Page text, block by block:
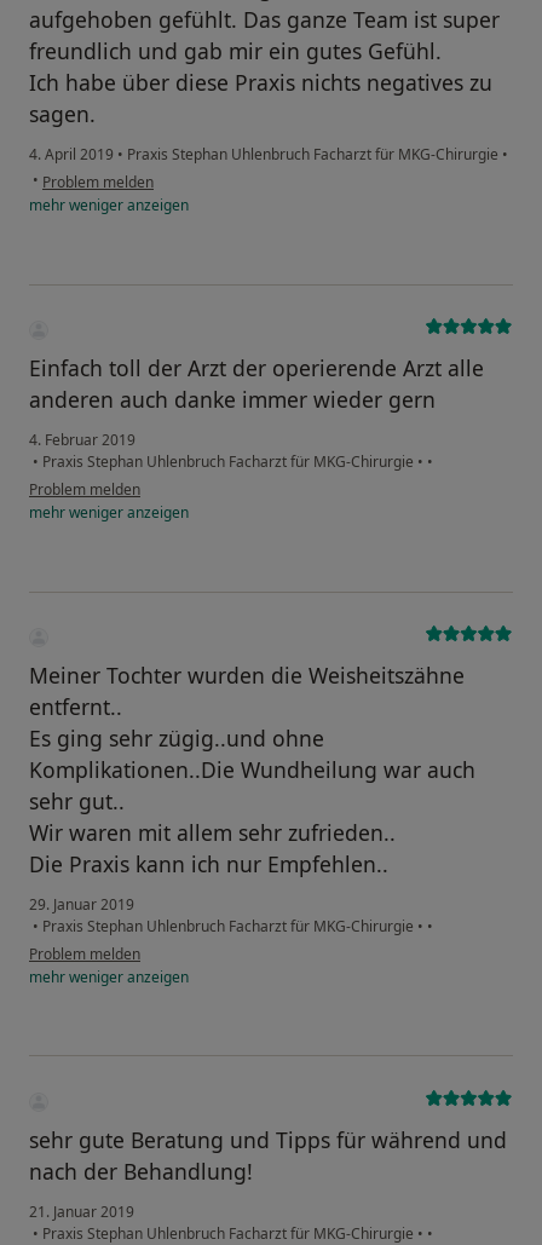
aufgehoben gefühlt. Das ganze Team ist super
freundlich und gab mir ein gutes Gefühl.
Ich habe über diese Praxis nichts negatives zu
sagen.
4. April 2019 • Praxis Stephan Uhlenbruch Facharzt für MKG-Chirurgie •
• Problem melden
mehrwenigeranzeigen
Einfach toll der Arzt der operierende Arzt alle
anderen auch danke immer wieder gern
4. Februar 2019
• Praxis Stephan Uhlenbruch Facharzt für MKG-Chirurgie • •
Problem melden
mehrwenigeranzeigen
Meiner Tochter wurden die Weisheitszähne
entfernt..
Es ging sehr zügig..und ohne
Komplikationen..Die Wundheilung war auch
sehr gut..
Wir waren mit allem sehr zufrieden..
Die Praxis kann ich nur Empfehlen..
29. Januar 2019
• Praxis Stephan Uhlenbruch Facharzt für MKG-Chirurgie • •
Problem melden
mehrwenigeranzeigen
sehr gute Beratung und Tipps für während und
nach der Behandlung!
21. Januar 2019
• Praxis Stephan Uhlenbruch Facharzt für MKG-Chirurgie • •